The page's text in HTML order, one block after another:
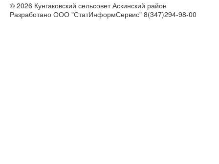
© 2026 Кунгаковский сельсовет Аскинский район
Разработано ООО "СтатИнформСервис" 8(347)294-98-00